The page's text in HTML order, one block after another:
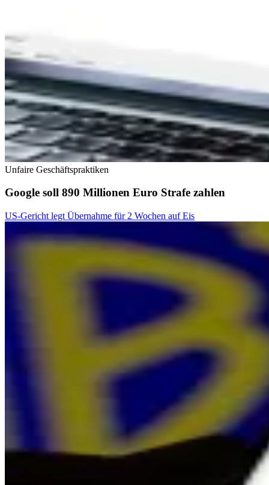
Unfaire Geschäftspraktiken
Google soll 890 Millionen Euro Strafe zahlen
US-Gericht legt Übernahme für 2 Wochen auf Eis